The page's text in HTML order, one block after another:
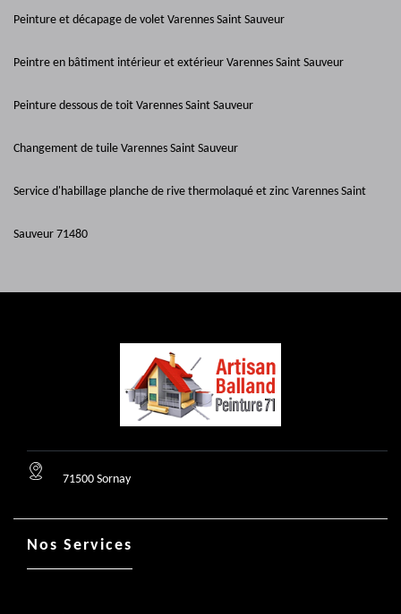
Peinture et décapage de volet Varennes Saint Sauveur
Peintre en bâtiment intérieur et extérieur Varennes Saint Sauveur
Peinture dessous de toit Varennes Saint Sauveur
Changement de tuile Varennes Saint Sauveur
Service d'habillage planche de rive thermolaqué et zinc Varennes Saint
Sauveur 71480
71500 Sornay
Nos Services